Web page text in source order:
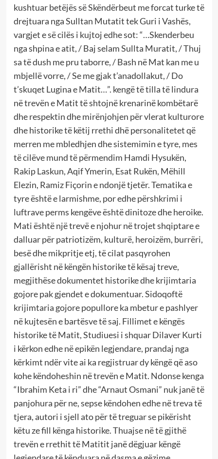
kushtuar betëjës së Skëndërbeut me forcat turke të
drejtuara nga Sulltan Mutatit tek Guri i Vashës,
vargjet e së cilës i kujtoj edhe sot: “…Skenderbeu
nga shpina e atit, / Baj selam Sullta Muratit, / Thuj
sa të dush me pru taborre, / Bash në Mat kan me u
mbjellë vorre, / Se me gjak t’anadollakut, / Do
t’skuqet Lugina e Matit…”. kengë të tilla të lindura
në trevën e Matit të shtojnë krenarinë kombëtarë
dhe respektin dhe mirënjohjen për vlerat kulturore
dhe historike të këtij rrethi dhë personalitetet që
merren me mbledhjen dhe sistemimin e tyre, mes
të cilëve mund të përmendim Hamdi Hysukën,
Rakip Laskun, Aqif Ymerin, Esat Rukën, Mëhill
Elezin, Ramiz Fiçorin e ndonjë tjetër. Tematika e
tyre është e larmishme, por edhe përshkrimi i
luftrave perms kengëve është dinitoze dhe heroike.
Mati është një trevë e njohur në trojet shqiptare e
dalluar për patriotizëm, kulturë, heroizëm, burrëri,
besë dhe mikpritje etj, të cilat pasqyrohen
gjallërisht në këngën historike të kësaj treve,
megjithëse dokumentet historike dhe krijimtaria
gojore pak gjendet e dokumentuar. Sidoqoftë
krijimtaria gojore popullore ka mbetur e pashlyer
në kujtesën e bartësve të saj. Fillimet e këngës
historike të Matit, Studiuesi i shquar Dilaver Kurti
i kërkon edhe në epikën legjendare, prandaj nga
kërkimt ndër vite ai ka regjistruar dy këngë që aso
kohe këndoheshin në trevën e Matit. Ndonse kenga
“Ibrahim Keta i ri” dhe “Arnaut Osmani” nuk janë të
panjohura për ne, sepse këndohen edhe në treva të
tjera, autori i sjell ato për të treguar se pikërisht
këtu ze fill kënga historike. Thuajse në të gjithë
trevën e rrethit të Matitit janë dëgjuar këngë